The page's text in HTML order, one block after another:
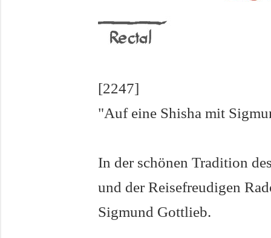
[2247]
"Auf eine Shisha mit
In der schönen Tradition
und der Reisefreudigen
Sigmund Gottlieb.